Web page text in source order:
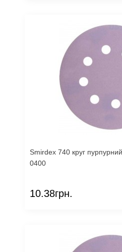
Smirdex 740 круг
0400
10.38грн.